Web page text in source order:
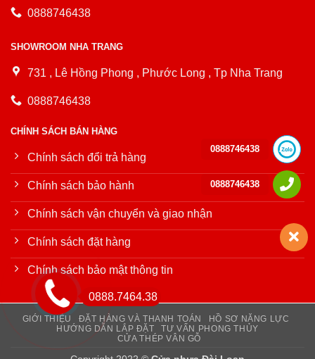
0888746438
SHOWROOM NHA TRANG
731 , Lê Hồng Phong , Phước Long , Tp Nha Trang
0888746438
CHÍNH SÁCH BÁN HÀNG
Chính sách đổi trả hàng
Chính sách bảo hành
Chính sách vận chuyển và giao nhận
Chính sách đặt hàng
Chính sách bảo mật thông tin
GIỚI THIỆU ĐẶT HÀNG VÀ THANH TOÁN
HỒ SƠ NĂNG LỰC
HƯỚNG DẪN LẮP ĐẶT
TƯ VẤN PHONG THỦY
CỬA THÉP VÂN GỖ
0888.7464.38
0888746438
0888746438